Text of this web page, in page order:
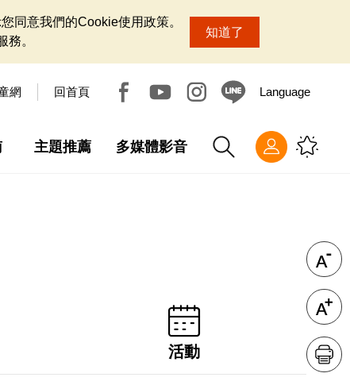
同意我們的Cookie使用政策。
。
知道了
網 回首頁 Language
主題推薦 多媒體影音
活動